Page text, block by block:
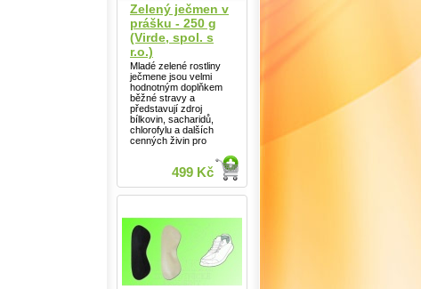
Zelený ječmen v
prášku - 250 g
(Virde, spol. s
r.o.)
Mladé zelené rostliny
ječmene jsou velmi
hodnotným doplňkem
běžné stravy a
představují zdroj
bílkovin, sacharidů,
chlorofylu a dalších
cenných živin pro
499 Kč